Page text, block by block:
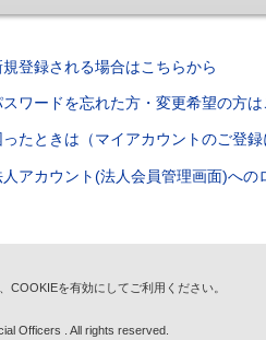
規登録される場合はこちらから
スワードを忘れた方・変更希望の方は
ったときは（マイアカウントのご登録
人アカウント(法人会員管理画面)への
COOKIEを有効にしてご利用ください。
Officers . All rights reserved.